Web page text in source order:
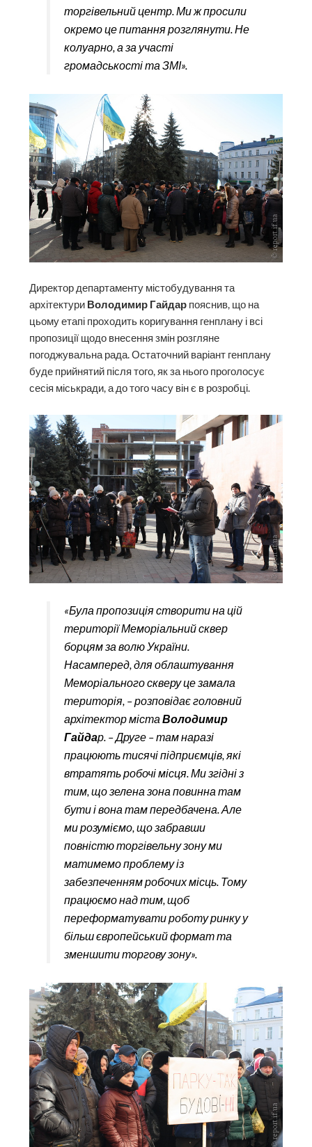
торгівельний центр. Ми ж просили
окремо це питання розглянути. Не
колуарно, а за участі
громадськості та ЗМІ».
Директор департаменту містобудування та
архітектури Володимир Гайдар пояснив, що на
цьому етапі проходить коригування генплану і всі
пропозиції щодо внесення змін розгляне
погоджувальна рада. Остаточний варіант генплану
буде прийнятий після того, як за нього проголосує
сесія міськради, а до того часу він є в розробці.
«Була пропозиція створити на цій
території Меморіальний сквер
борцям за волю України.
Насамперед, для облаштування
Меморіального скверу це замала
територія, – розповідає головний
архітектор міста Володимир
Гайдар. – Друге – там наразі
працюють тисячі підприємців, які
втратять робочі місця. Ми згідні з
тим, що зелена зона повинна там
бути і вона там передбачена. Але
ми розуміємо, що забравши
повністю торгівельну зону ми
матимемо проблему із
забезпеченням робочих місць. Тому
працюємо над тим, щоб
переформатувати роботу ринку у
більш європейський формат та
зменшити торгову зону».